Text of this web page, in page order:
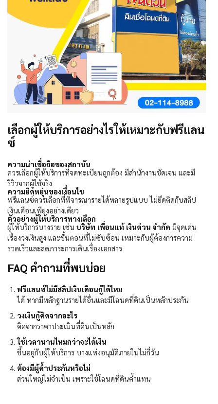
เลือกผู้ให้บริการอย่างไรให้เหมาะกับฟรีแลน
ซ์
ความน่าเชื่อถือของสถาบัน
ควรเลือกผู้ให้บริการที่จดทะเบียนถูกต้อง มีสำนักงานชัดเจน และมี
รีวิวจากผู้ใช้จริง
ความยืดหยุ่นของเงื่อนไข
ฟรีแลนซ์ควรเลือกที่พิจารณารายได้หลายรูปแบบ ไม่ยึดติดกับสลิป
เงินเดือนเพียงอย่างเดียว
ตัวอย่างผู้ให้บริการทางเลือก
ผู้ให้บริการบางราย เช่น บริษัท เพื่อนแท้ เงินด่วน จำกัด มีจุดเด่น
เรื่องวงเงินสูง และขั้นตอนที่ไม่ซับซ้อน เหมาะกับผู้ต้องการความ
รวดเร็วและลดภาระการเดินเรื่องเอกสาร
FAQ คำถามที่พบบ่อย
ฟรีแลนซ์ไม่มีสลิปเงินเดือนกู้ได้ไหม
ได้ หากมีหลักฐานรายได้อื่นและมีโฉนดที่ดินเป็นหลักประกัน
วงเงินกู้คิดจากอะไร
คิดจากราคาประเมินที่ดินเป็นหลัก
ใช้เวลานานไหมกว่าจะได้เงิน
ขึ้นอยู่กับผู้ให้บริการ บางแห่งอนุมัติภายในไม่กี่วัน
ต้องมีผู้ค้ำประกันหรือไม่
ส่วนใหญ่ไม่จำเป็น เพราะใช้โฉนดที่ดินค้ำแทน